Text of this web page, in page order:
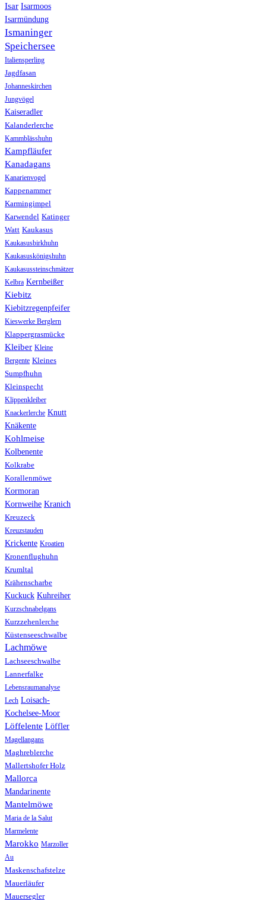
Isar Isarmoos
Isarmündung
Ismaninger
Speichersee
Italiensperling
Jagdfasan
Johanneskirchen
Jungvögel
Kaiseradler
Kalanderlerche
Kammblässhuhn
Kampfläufer
Kanadagans
Kanarienvogel
Kappenammer
Karmingimpel
Karwendel Katinger
Watt Kaukasus
Kaukasusbirkhuhn
Kaukasuskönigshuhn
Kaukasussteinschmätzer
Kelbra Kernbeißer
Kiebitz
Kiebitzregenpfeifer
Kieswerke Berglern
Klappergrasmücke
Kleiber Kleine
Bergente Kleines
Sumpfhuhn
Kleinspecht
Klippenkleiber
Knackerlerche Knutt
Knäkente
Kohlmeise
Kolbenente
Kolkrabe
Korallenmöwe
Kormoran
Kornweihe Kranich
Kreuzeck
Kreuzstauden
Krickente Kroatien
Kronenflughuhn
Krumltal
Krähenscharbe
Kuckuck Kuhreiher
Kurzschnabelgans
Kurzzehenlerche
Küstenseeschwalbe
Lachmöwe
Lachseeschwalbe
Lannerfalke
Lebensraumanalyse
Lech Loisach-
Kochelsee-Moor
Löffelente Löffler
Magellangans
Maghreblerche
Mallertshofer Holz
Mallorca
Mandarinente
Mantelmöwe
Maria de la Salut
Marmelente
Marokko Marzoller
Au
Maskenschafstelze
Mauerläufer
Mauersegler